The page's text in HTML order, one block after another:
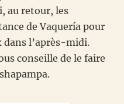
au retour, les
de Vaquería pour
dans l’après-midi.
conseille de le faire